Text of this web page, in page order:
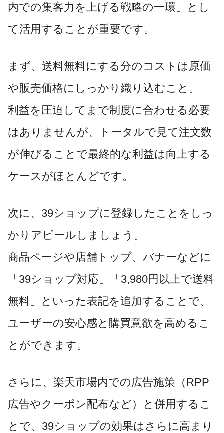
内での集客力を上げる戦略の一環」とし
て活用することが重要です。
まず、送料無料にする分のコストは原価
や販売価格にしっかり織り込むこと。
利益を圧迫してまで制度に合わせる必要
はありませんが、トータルで見て注文数
が伸びることで最終的な利益は向上する
ケースがほとんどです。
次に、39ショップに登録したことをしっ
かりアピールしましょう。
商品ページや店舗トップ、バナーなどに
「39ショップ対応」「3,980円以上で送料
無料」といった表記を追加することで、
ユーザーの安心感と購買意欲を高めるこ
とができます。
さらに、楽天市場内での広告施策（RPP
広告やクーポン配布など）と併用するこ
とで、39ショップの効果はさらに高まり